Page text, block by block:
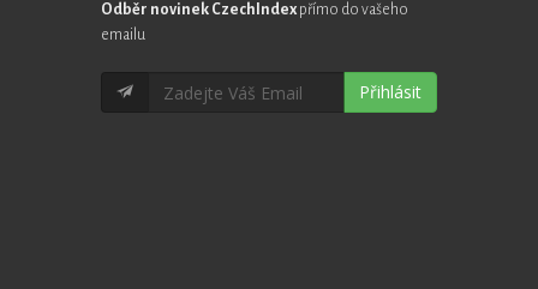
Odběr novinek CzechIndex přímo do vašeho
emailu
Přihlásit